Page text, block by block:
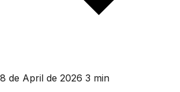
8 de April de 2026 3 min